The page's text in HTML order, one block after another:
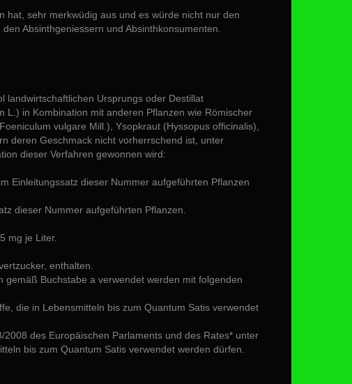
hat, sehr merkwüdig aus und es würde nicht nur den
Absinthgeniessern und Absinthkonsumenten.
landwirtschaftlichen Ursprungs oder Destillat
L.) in Kombination mit anderen Pflanzen wie Römischer
vulgare Mill.), Ysopkraut (Hyssopus officinalis),
deren Geschmack nicht vorherrschend ist, unter
dieser Verfahren gewonnen wird:
Einleitungssatz dieser Nummer aufgeführten Pflanzen
dieser Nummer aufgeführten Pflanzen.
mg je Liter.
enthalten.
Buchstabe a verwendet werden mit folgenden
die in Lebensmitteln bis zum Quantum Satis verwendet
des Europäischen Parlaments und des Rates* unter
bis zum Quantum Satis verwendet werden dürfen.